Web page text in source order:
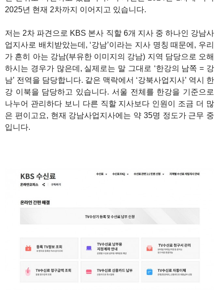
2025년 현재 2차까지 이어지고 있습니다.
저는 2차 파견으로 KBS 본사 직할 6개 지사 중 하나인 강남사
업지사로 배치받았는데, ‘강남’이라는 지사 명칭 때문에, 우리
가 흔히 아는 강남(부유한 이미지의 강남) 지역 담당으로 오해
하시는 경우가 많은데, 실제로는 말 그대로 ‘한강의 남쪽 = 강
남’ 전역을 담당합니다. 같은 맥락에서 ‘강북사업지사’ 역시 한
강 이북을 담당하고 있습니다. 서울 전체를 한강을 기준으로
나누어 관리하다 보니 다른 직할 지사보다 인원이 조금 더 많
은 편이고요, 현재 강남사업지사에는 약 35명 정도가 근무 중
입니다.